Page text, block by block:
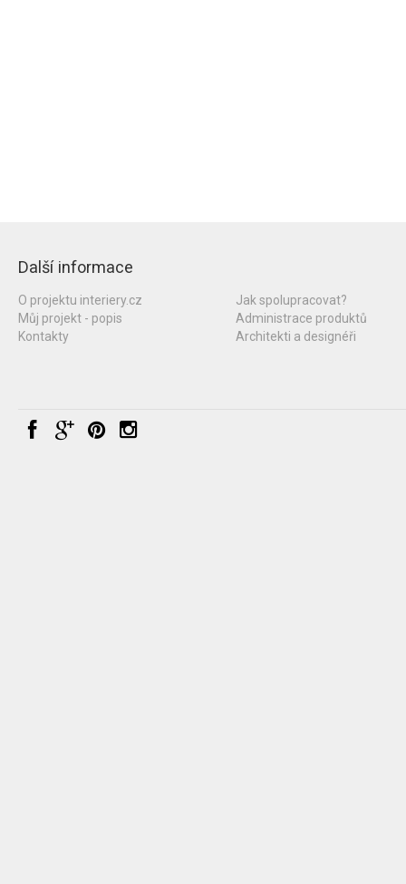
Další informace
O projektu interiery.cz
Můj projekt - popis
Kontakty
Jak spolupracovat?
Administrace produktů
Architekti a designéři